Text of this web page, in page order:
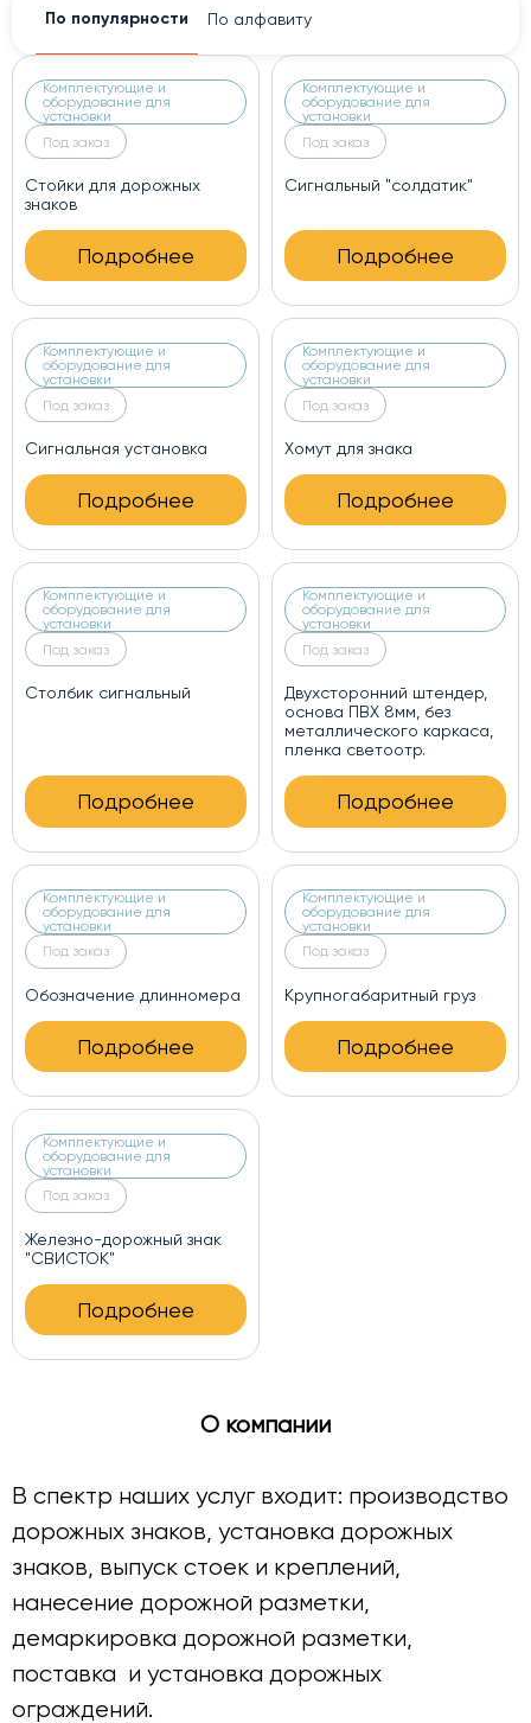
По популярности По алфавиту
Комплектующие и
оборудование для
установки
Под заказ
Стойки для дорожных
знаков
Подробнее
Комплектующие и
оборудование для
установки
Под заказ
Сигнальный "солдатик"
Подробнее
Комплектующие и
оборудование для
установки
Под заказ
Сигнальная установка
Подробнее
Комплектующие и
оборудование для
установки
Под заказ
Хомут для знака
Подробнее
Комплектующие и
оборудование для
установки
Под заказ
Столбик сигнальный
Подробнее
Комплектующие и
оборудование для
установки
Под заказ
Двухсторонний штендер,
основа ПВХ 8мм, без
металлического каркаса,
пленка светоотр.
Подробнее
Комплектующие и
оборудование для
установки
Под заказ
Обозначение длинномера
Подробнее
Комплектующие и
оборудование для
установки
Под заказ
Крупногабаритный груз
Подробнее
Комплектующие и
оборудование для
установки
Под заказ
Железно-дорожный знак
"СВИСТОК"
Подробнее
О компании
В спектр наших услуг входит: производство
дорожных знаков, установка дорожных
знаков, выпуск стоек и креплений,
нанесение дорожной разметки,
демаркировка дорожной разметки,
поставка и установка дорожных
ограждений.